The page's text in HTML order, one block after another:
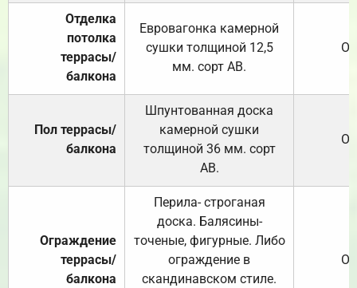
Отделка
потолка
террасы/
балкона
Евровагонка камерной
сушки толщиной 12,5
мм. сорт АВ.
Пол террасы/
балкона
Шпунтованная доска
камерной сушки
толщиной 36 мм. сорт
АВ.
Ограждение
террасы/
балкона
Перила- строганая
доска. Балясины-
точеные, фигурные. Либо
ограждение в
скандинавском стиле.